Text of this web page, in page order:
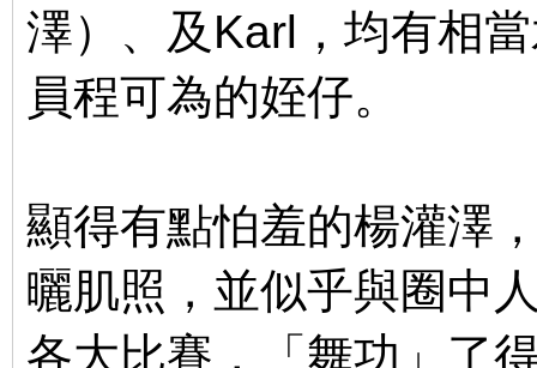
澤）、及Karl，均有相
員程可為的姪仔。
顯得有點怕羞的楊灌澤
曬肌照，並似乎與圈中
各大比賽，「舞功」了